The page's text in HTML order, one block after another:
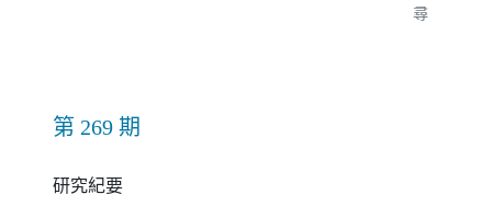
尋
第 269 期
研究紀要